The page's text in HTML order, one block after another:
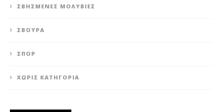
ΣΒΗΣΜΈΝΕΣ ΜΟΛΥΒΙΈΣ
ΣΒΟΎΡΑ
ΣΠΟΡ
ΧΩΡΊΣ ΚΑΤΗΓΟΡΊΑ